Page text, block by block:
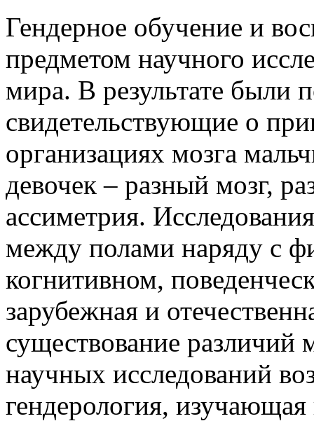
Гендерное обучение и
предметом научного
мира. В результате были
свидетельствующие о
организациях мозга
девочек – разный мозг,
ассиметрия.
между полами наряду с
когнитивном,
зарубежная и
существование
научных исследований
гендерология,